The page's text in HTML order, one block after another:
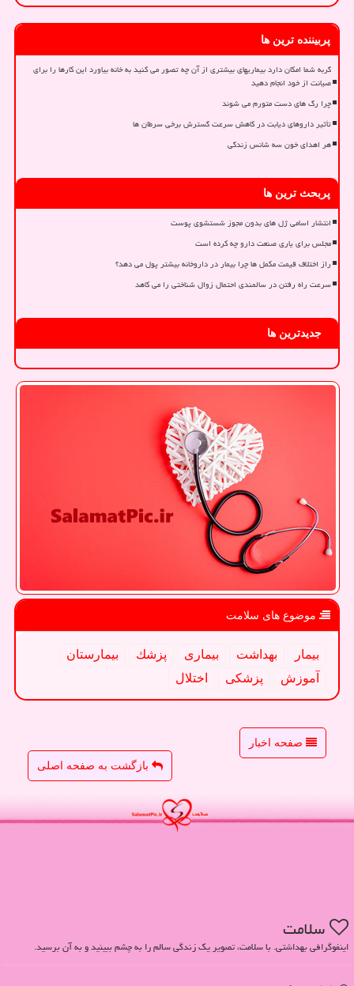
پربیننده ترین ها
گربه شما امکان دارد بیماریهای بیشتری از آن چه تصور می کنید به خانه بیاورد این کارها را برای
صیانت از خود انجام دهید
چرا رگ های دست متورم می شوند
تأثیر داروهای دیابت در کاهش سرعت گسترش برخی سرطان ها
هر اهدای خون سه شانس زندگی
پربحث ترین ها
انتشار اسامی ژل های بدون مجوز شستشوی پوست
مجلس برای یاری صنعت دارو چه کرده است
راز اختلاف قیمت مکمل ها چرا بیمار در داروخانه بیشتر پول می دهد؟
سرعت راه رفتن در سالمندی احتمال زوال شناختی را می کاهد
جدیدترین ها
موضوع های سلامت
بیمار بهداشت بیماری پزشك
بیمارستان
آموزش
پزشكی اختلال
صفحه اخبار
بازگشت به صفحه اصلی
سلامت
اینفوگرافی بهداشتی. با سلامت، تصویر یک زندگی سالم را به چشم ببینید و به آن برسید.